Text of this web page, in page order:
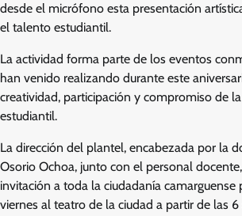
desde el micrófono esta presentación
el talento estudiantil.
La actividad forma parte de los eventos
han venido realizando durante este
creatividad, participación y compromiso de
estudiantil.
La dirección del plantel, encabezada por la
Osorio Ochoa, junto con el personal
invitación a toda la ciudadanía camarguense
viernes al teatro de la ciudad a partir de las